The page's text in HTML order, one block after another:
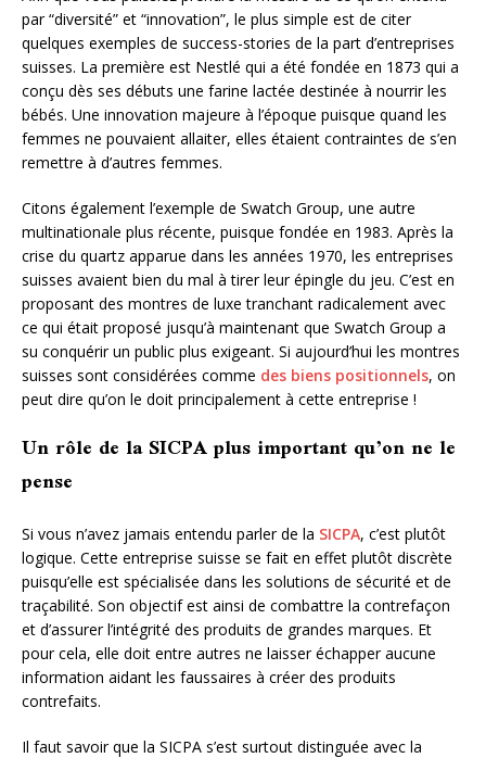
par “diversité” et “innovation”, le plus simple est de citer
quelques exemples de success-stories de la part d’entreprises
suisses. La première est Nestlé qui a été fondée en 1873 qui a
conçu dès ses débuts une farine lactée destinée à nourrir les
bébés. Une innovation majeure à l’époque puisque quand les
femmes ne pouvaient allaiter, elles étaient contraintes de s’en
remettre à d’autres femmes.
Citons également l’exemple de Swatch Group, une autre
multinationale plus récente, puisque fondée en 1983. Après la
crise du quartz apparue dans les années 1970, les entreprises
suisses avaient bien du mal à tirer leur épingle du jeu. C’est en
proposant des montres de luxe tranchant radicalement avec
ce qui était proposé jusqu’à maintenant que Swatch Group a
su conquérir un public plus exigeant. Si aujourd’hui les montres
suisses sont considérées comme des biens positionnels, on
peut dire qu’on le doit principalement à cette entreprise !
Un rôle de la SICPA plus important qu’on ne le
pense
Si vous n’avez jamais entendu parler de la SICPA, c’est plutôt
logique. Cette entreprise suisse se fait en effet plutôt discrète
puisqu’elle est spécialisée dans les solutions de sécurité et de
traçabilité. Son objectif est ainsi de combattre la contrefaçon
et d’assurer l’intégrité des produits de grandes marques. Et
pour cela, elle doit entre autres ne laisser échapper aucune
information aidant les faussaires à créer des produits
contrefaits.
Il faut savoir que la SICPA s’est surtout distinguée avec la